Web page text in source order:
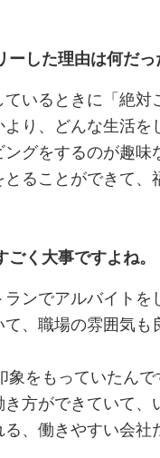
ーした理由は何だ
いるときに「絶
り、どんな生活
グをするのが趣
ることができて
く大事ですよね。
ンでアルバイトを
、職場の雰囲気も
象をもっていたんで
方ができていて、
、働きやすい会社